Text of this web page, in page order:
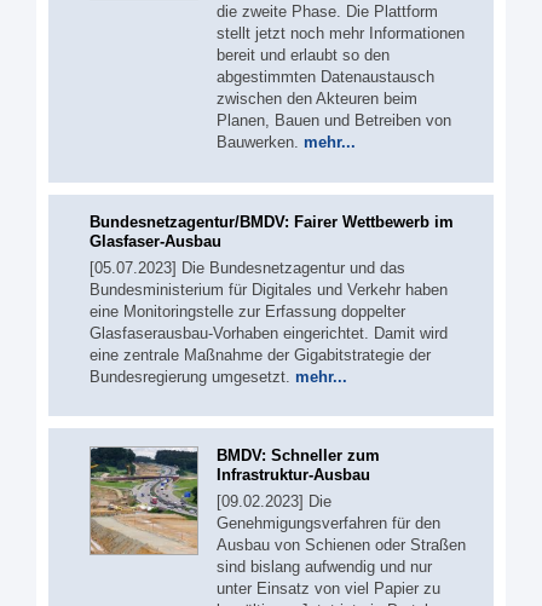
die zweite Phase. Die Plattform
stellt jetzt noch mehr Informationen
bereit und erlaubt so den
abgestimmten Datenaustausch
zwischen den Akteuren beim
Planen, Bauen und Betreiben von
Bauwerken. mehr...
Bundesnetzagentur/BMDV: Fairer Wettbewerb im
Glasfaser-Ausbau
[05.07.2023] Die Bundesnetzagentur und das
Bundesministerium für Digitales und Verkehr haben
eine Monitoringstelle zur Erfassung doppelter
Glasfaserausbau-Vorhaben eingerichtet. Damit wird
eine zentrale Maßnahme der Gigabitstrategie der
Bundesregierung umgesetzt. mehr...
BMDV: Schneller zum
Infrastruktur-Ausbau
[09.02.2023] Die
Genehmigungsverfahren für den
Ausbau von Schienen oder Straßen
sind bislang aufwendig und nur
unter Einsatz von viel Papier zu